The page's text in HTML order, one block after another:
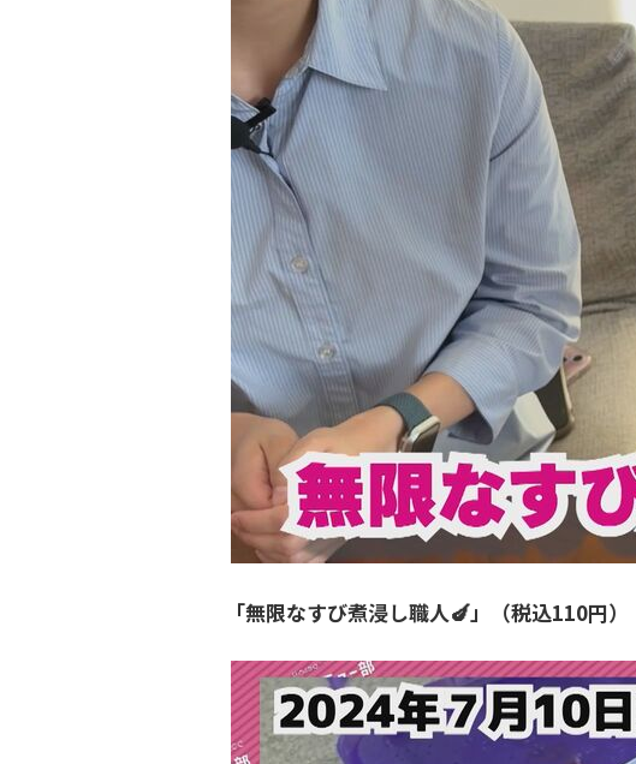
「無限なすび煮浸し職人🍆」（税込110円）